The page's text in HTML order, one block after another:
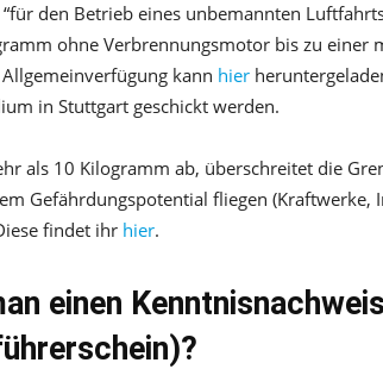
den Betrieb eines unbemannten
ohne Verbrennungsmotor bis zu einer
kann hier
in Stuttgart geschickt werden.
als 10 Kilogramm ab, überschreitet die
Gefährdungspotential fliegen (Kraftwerke,
findet ihr hier.
einen Kenntnisnachweis